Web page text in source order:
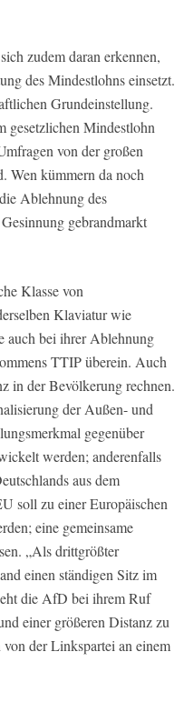
zudem daran erkennen,
des Mindestlohns einsetzt.
Grundeinstellung.
gesetzlichen Mindestlohn
von der großen
Wen kümmern da noch
Ablehnung des
gebrandmarkt
Klasse von
Klaviatur wie
auch bei ihrer Ablehnung
TTIP überein. Auch
in der Bevölkerung rechnen.
der Außen- und
gegenüber
werden; anderenfalls
aus dem
soll zu einer Europäischen
eine gemeinsame
„Als drittgrößter
einen ständigen Sitz im
die AfD bei ihrem Ruf
einer größeren Distanz zu
der Linkspartei an einem